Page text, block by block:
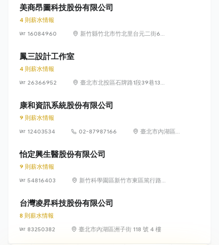
美商昂圖科技股份有限公司
4 則薪水情報
16084960
新竹縣竹北市竹北里台元二街6號
鳳三設計工作室
4 則薪水情報
26366952
臺北市北投區石牌路1段39巷134
康和資訊系統股份有限公司
9 則薪水情報
12403534
02-87987166
臺北市內湖區瑞
怡定興生醫股份有限公司
9 則薪水情報
54816403
新竹科學園區新竹市東區篤行路6
台灣凌昇科技股份有限公司
8 則薪水情報
83250382
臺北市內湖區洲子街 118 號 4 樓